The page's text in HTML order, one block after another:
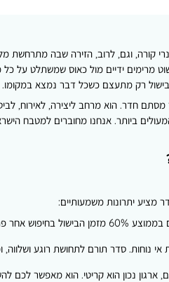
בקלות
קורה, וגם, לרוב, הזירה שבה
מרימים ידיים מול כאוס שמשתלט
רק מתעצם כשכל דבר נמצא במקומו.
חדר. הוא מרחב ליצירה, לאירוח,
ביותר. אנחנו מחוברים למטבח
מציע יתרונות משמעותיים:
זה מצטבר לשעות רבות בחודש.
נוחות. סדר תורם לתחושת רוגע
ארגון נכון הוא קריטי. הוא מאפשר לכם